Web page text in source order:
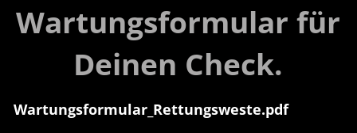
Wartungsformular für
Deinen Check.
Wartungsformular_Rettungsweste.pdf